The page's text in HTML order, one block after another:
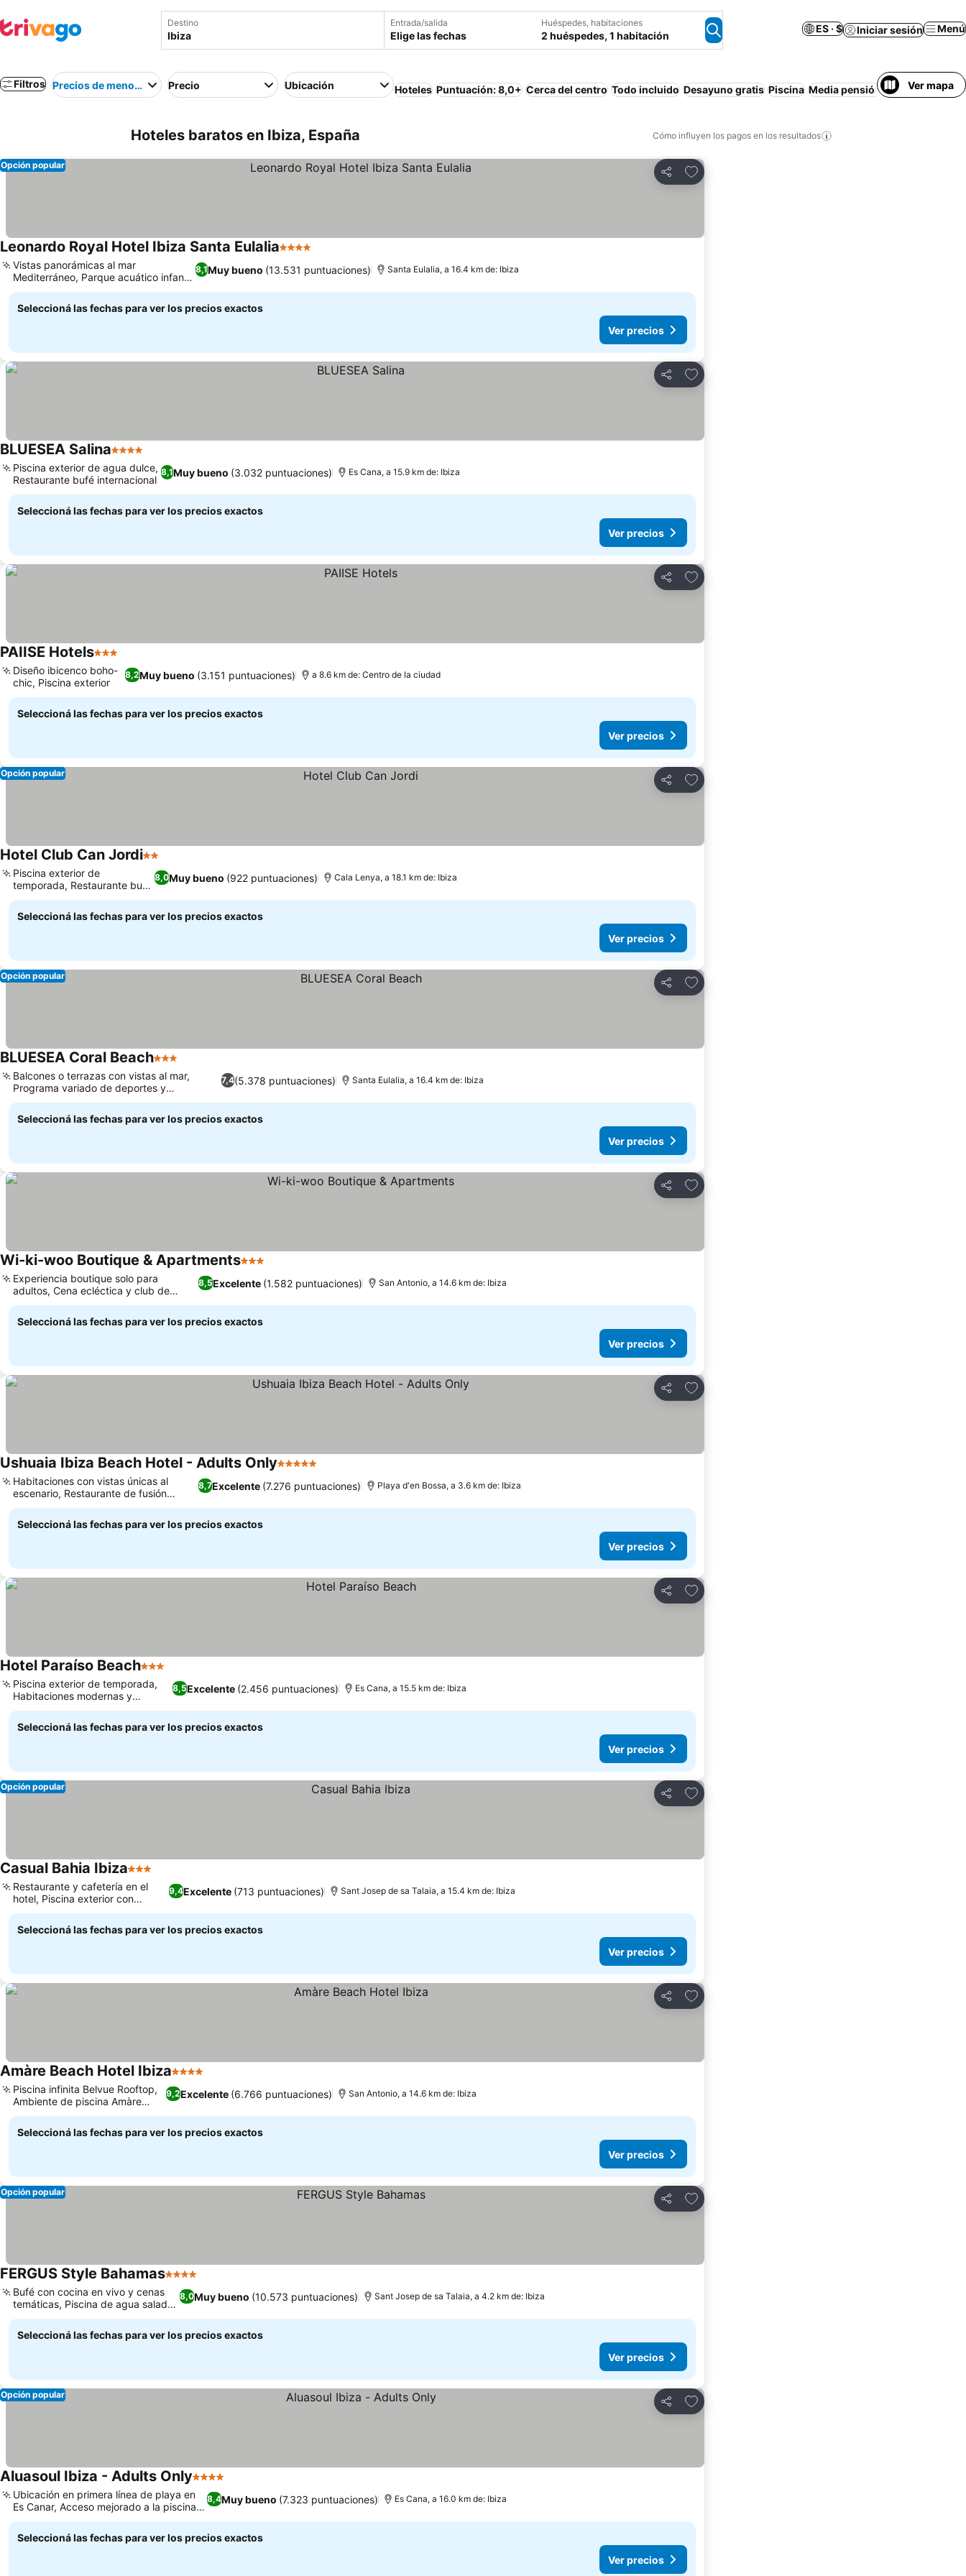
Destino Entrada/salida
Elige las fechas
Huéspedes, habitaciones
2 huéspedes, 1 habitación
ES · $ Iniciar sesión Menú
Filtros Precios de menor a mayorPrecio Ubicación Hoteles Puntuación: 8,0+ Cerca del centro Todo incluido Desayuno gratis Piscina Media pensión PlayaVer mapa
Hoteles baratos en Ibiza, España Cómo influyen los pagos en los resultados
Compartir
Añadir a favoritos
Opción popular
Leonardo Royal Hotel Ibiza Santa Eulalia4 Estrellas
8,1Muy bueno (13.531 puntuaciones)
Vistas panorámicas al mar
Mediterráneo, Parque acuático infantil
temático de piratas
Santa Eulalia, a 16.4 km de: Ibiza
Seleccioná las fechas para ver los precios exactos
Ver precios
Compartir
Añadir a favoritos
BLUESEA Salina4 Estrellas
8,1Muy bueno (3.032 puntuaciones)
Piscina exterior de agua dulce,
Restaurante bufé internacional
Es Cana, a 15.9 km de: Ibiza
Seleccioná las fechas para ver los precios exactos
Ver precios
Compartir
Añadir a favoritos
PAIISE Hotels3 Estrellas
8,2Muy bueno (3.151 puntuaciones)
Diseño ibicenco boho-
chic, Piscina exterior
a 8.6 km de: Centro de la ciudad
Seleccioná las fechas para ver los precios exactos
Ver precios
Compartir
Añadir a favoritos
Opción popular
Hotel Club Can Jordi2 Estrellas
8,0Muy bueno (922 puntuaciones)
Piscina exterior de
temporada, Restaurante bufé
español
Cala Lenya, a 18.1 km de: Ibiza
Seleccioná las fechas para ver los precios exactos
Ver precios
Compartir
Añadir a favoritos
Opción popular
BLUESEA Coral Beach3 Estrellas
7,4(5.378 puntuaciones)
Balcones o terrazas con vistas al mar,
Programa variado de deportes y
entretenimiento
Santa Eulalia, a 16.4 km de: Ibiza
Seleccioná las fechas para ver los precios exactos
Ver precios
Compartir
Añadir a favoritos
Wi-ki-woo Boutique & Apartments3 Estrellas
8,5Excelente (1.582 puntuaciones)
Experiencia boutique solo para
adultos, Cena ecléctica y club de
cenas al atardecer
San Antonio, a 14.6 km de: Ibiza
Seleccioná las fechas para ver los precios exactos
Ver precios
Compartir
Añadir a favoritos
Ushuaia Ibiza Beach Hotel - Adults Only5 Estrellas
8,7Excelente (7.276 puntuaciones)
Habitaciones con vistas únicas al
escenario, Restaurante de fusión
japonesa Minami
Playa d'en Bossa, a 3.6 km de: Ibiza
Seleccioná las fechas para ver los precios exactos
Ver precios
Compartir
Añadir a favoritos
Hotel Paraíso Beach3 Estrellas
8,5Excelente (2.456 puntuaciones)
Piscina exterior de temporada,
Habitaciones modernas y
renovadas
Es Cana, a 15.5 km de: Ibiza
Seleccioná las fechas para ver los precios exactos
Ver precios
Compartir
Añadir a favoritos
Opción popular
Casual Bahia Ibiza3 Estrellas
9,4Excelente (713 puntuaciones)
Restaurante y cafetería en el
hotel, Piscina exterior con
solárium
Sant Josep de sa Talaia, a 15.4 km de: Ibiza
Seleccioná las fechas para ver los precios exactos
Ver precios
Compartir
Añadir a favoritos
Amàre Beach Hotel Ibiza4 Estrellas
9,2Excelente (6.766 puntuaciones)
Piscina infinita Belvue Rooftop,
Ambiente de piscina Amàre
Club
San Antonio, a 14.6 km de: Ibiza
Seleccioná las fechas para ver los precios exactos
Ver precios
Compartir
Añadir a favoritos
Opción popular
FERGUS Style Bahamas4 Estrellas
8,0Muy bueno (10.573 puntuaciones)
Bufé con cocina en vivo y cenas
temáticas, Piscina de agua salada
enorme
Sant Josep de sa Talaia, a 4.2 km de: Ibiza
Seleccioná las fechas para ver los precios exactos
Ver precios
Compartir
Añadir a favoritos
Opción popular
Aluasoul Ibiza - Adults Only4 Estrellas
8,4Muy bueno (7.323 puntuaciones)
Ubicación en primera línea de playa en
Es Canar, Acceso mejorado a la piscina
Star Prestige
Es Cana, a 16.0 km de: Ibiza
Seleccioná las fechas para ver los precios exactos
Ver precios